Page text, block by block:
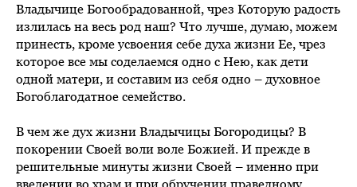
Владычице Богообрадованной, чрез Которую радость
излилась на весь род наш? Что лучше, думаю, можем
принесть, кроме усвоения себе духа жизни Ее, чрез
которое все мы соделаемся одно с Нею, как дети
одной матери, и составим из себя одно – духовное
Богоблагодатное семейство.
В чем же дух жизни Владычицы Богородицы? В
покорении Своей воли воле Божией. И прежде в
решительные минуты жизни Своей – именно при
введении во храм и при обручении праведному